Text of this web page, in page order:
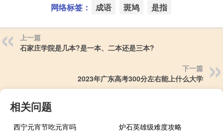
网络标签： 成语 斑鸠 是指
上一篇
石家庄学院是几本?是一本、二本还是三本?
下一篇
2023年广东高考300分左右能上什么大学
相关问题
西宁元宵节吃元宵吗
炉石英雄级难度攻略